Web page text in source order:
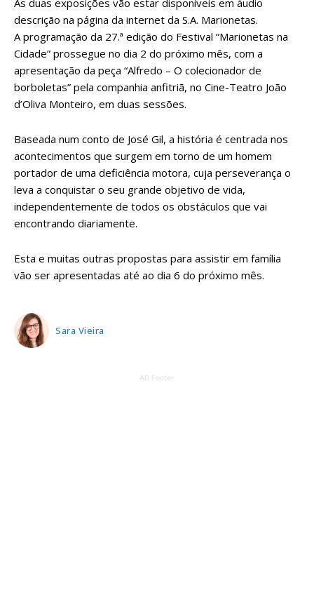
As duas exposições vão estar disponíveis em áudio
descrição na página da internet da S.A. Marionetas.
A programação da 27.ª edição do Festival “Marionetas na
Cidade” prossegue no dia 2 do próximo mês, com a
apresentação da peça “Alfredo – O colecionador de
borboletas” pela companhia anfitriã, no Cine-Teatro João
d’Oliva Monteiro, em duas sessões.
Baseada num conto de José Gil, a história é centrada nos
acontecimentos que surgem em torno de um homem
portador de uma deficiência motora, cuja perseverança o
leva a conquistar o seu grande objetivo de vida,
independentemente de todos os obstáculos que vai
encontrando diariamente.
Esta e muitas outras propostas para assistir em família
vão ser apresentadas até ao dia 6 do próximo mês.
Sara Vieira
AD Footer